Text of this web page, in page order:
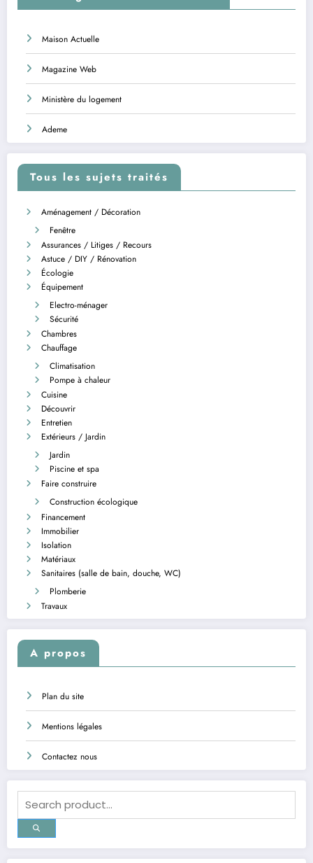
Maison Actuelle
Magazine Web
Ministère du logement
Ademe
Tous les sujets traités
Aménagement / Décoration
Fenêtre
Assurances / Litiges / Recours
Astuce / DIY / Rénovation
Écologie
Équipement
Electro-ménager
Sécurité
Chambres
Chauffage
Climatisation
Pompe à chaleur
Cuisine
Découvrir
Entretien
Extérieurs / Jardin
Jardin
Piscine et spa
Faire construire
Construction écologique
Financement
Immobilier
Isolation
Matériaux
Sanitaires (salle de bain, douche, WC)
Plomberie
Travaux
A propos
Plan du site
Mentions légales
Contactez nous